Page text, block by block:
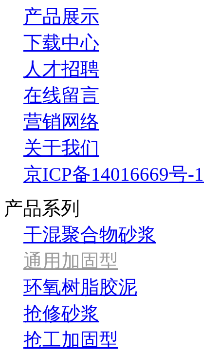
产品展示
下载中心
人才招聘
在线留言
营销网络
关于我们
京ICP备14016669号-1
产品系列
干混聚合物砂浆
通用加固型
环氧树脂胶泥
抢修砂浆
抢工加固型